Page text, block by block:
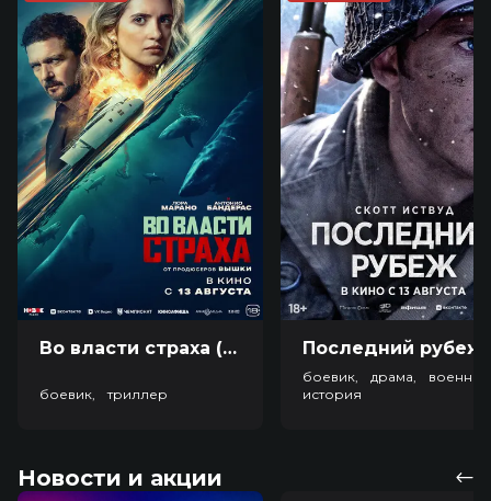
Во власти страха (18+)
боевик, триллер
боевик, драма,
история
Новости и акции